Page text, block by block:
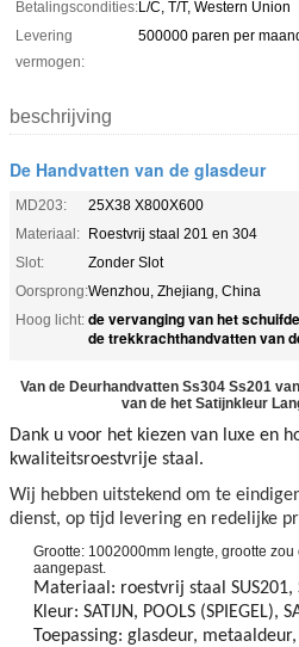
Betalingscondities:L/C, T/T, Western Union
Levering
vermogen:
500000 paren per
beschrijving
De Handvatten van de glasdeur
MD203:
25X38 X800X600
Materiaal: Roestvrij staal 201 en 304
Slot:
Zonder Slot
Oorsprong:Wenzhou, Zhejiang, China
Hoog licht: de vervanging van het
de trekkrachthandvatten van
Van de Deurhandvatten Ss304 Ss201
van de het Satijnkleur
Dank u voor het kiezen van luxe en
kwaliteitsroestvrije staal.
Wij hebben uitstekend om te
dienst, op tijd levering en redelijke
Grootte: 1002000mm lengte, grootte
aangepast.
Materiaal: roestvrij staal SUS201,
Kleur: SATIJN, POOLS (SPIEGEL),
Toepassing: glasdeur,